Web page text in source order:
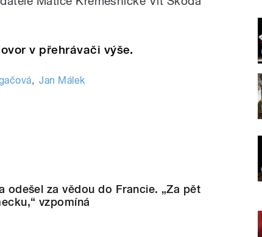
v přehrávači výše.
, Jan Málek
odešel za vědou do Francie. „Za pět
vzpomíná